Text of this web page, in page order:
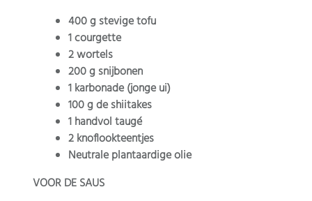
400 g stevige tofu
1 courgette
2 wortels
200 g snijbonen
1 karbonade (jonge ui)
100 g de shiitakes
1 handvol taugé
2 knoflookteentjes
Neutrale plantaardige olie
VOOR DE SAUS